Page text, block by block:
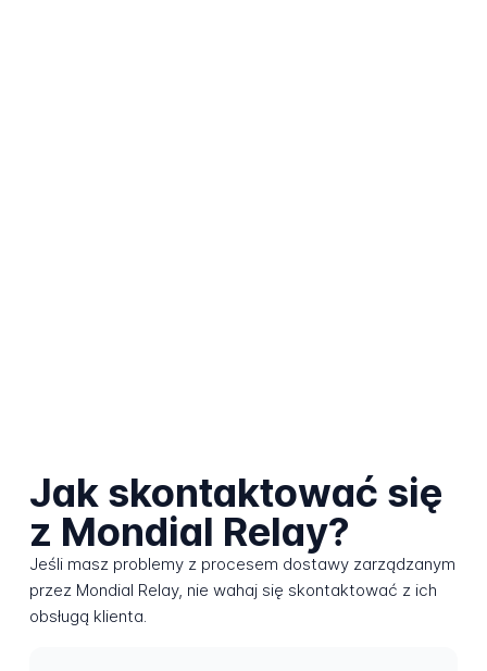
Jak skontaktować się
z Mondial Relay?
Jeśli masz problemy z procesem dostawy zarządzanym
przez Mondial Relay, nie wahaj się skontaktować z ich
obsługą klienta.